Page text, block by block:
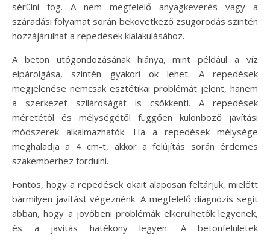
sérülni fog. A nem megfelelő anyagkeverés vagy a
száradási folyamat során bekövetkező zsugorodás szintén
hozzájárulhat a repedések kialakulásához.
A beton utógondozásának hiánya, mint például a víz
elpárolgása, szintén gyakori ok lehet. A repedések
megjelenése nemcsak esztétikai problémát jelent, hanem
a szerkezet szilárdságát is csökkenti. A repedések
méretétől és mélységétől függően különböző javítási
módszerek alkalmazhatók. Ha a repedések mélysége
meghaladja a 4 cm-t, akkor a felújítás során érdemes
szakemberhez fordulni.
Fontos, hogy a repedések okait alaposan feltárjuk, mielőtt
bármilyen javítást végeznénk. A megfelelő diagnózis segít
abban, hogy a jövőbeni problémák elkerülhetők legyenek,
és a javítás hatékony legyen. A betonfelületek